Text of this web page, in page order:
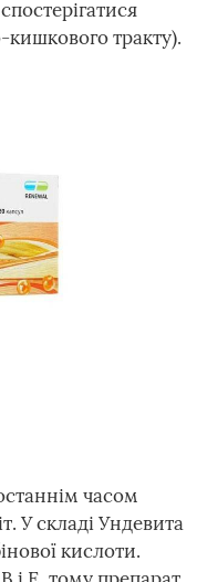
тракту).
часом
У складі Ундевита
кислоти.